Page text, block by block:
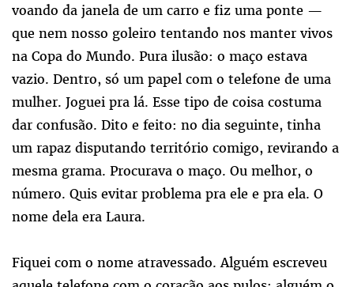
voando da janela de um carro e fiz uma ponte —
que nem nosso goleiro tentando nos manter vivos
na Copa do Mundo. Pura ilusão: o maço estava
vazio. Dentro, só um papel com o telefone de uma
mulher. Joguei pra lá. Esse tipo de coisa costuma
dar confusão. Dito e feito: no dia seguinte, tinha
um rapaz disputando território comigo, revirando a
mesma grama. Procurava o maço. Ou melhor, o
número. Quis evitar problema pra ele e pra ela. O
nome dela era Laura.
Fiquei com o nome atravessado. Alguém escreveu